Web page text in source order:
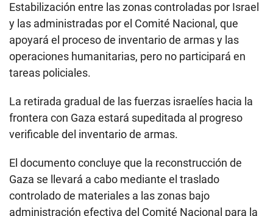
Estabilización entre las zonas controladas por Israel
y las administradas por el Comité Nacional, que
apoyará el proceso de inventario de armas y las
operaciones humanitarias, pero no participará en
tareas policiales.
La retirada gradual de las fuerzas israelíes hacia la
frontera con Gaza estará supeditada al progreso
verificable del inventario de armas.
El documento concluye que la reconstrucción de
Gaza se llevará a cabo mediante el traslado
controlado de materiales a las zonas bajo
administración efectiva del Comité Nacional para la